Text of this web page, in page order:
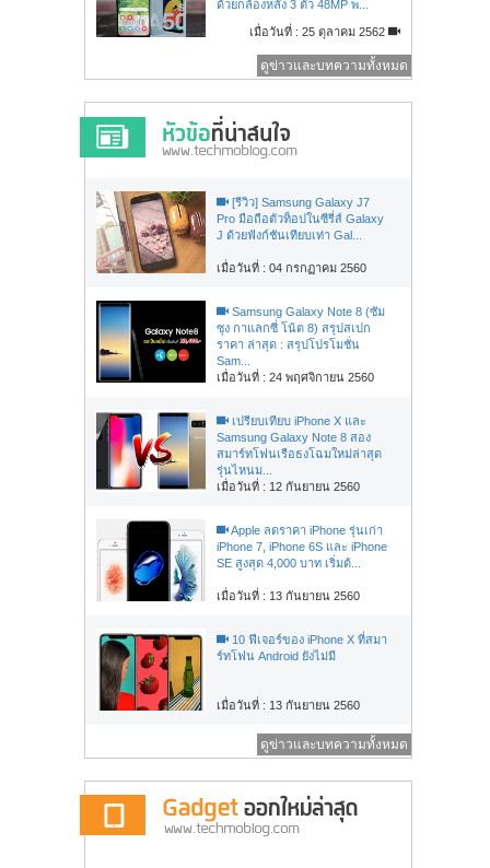
ด้วยกล้องหลัง 3 ตัว 48MP พ...
เมื่อวันที่ : 25 ตุลาคม 2562
ดูข่าวและบทความทั้งหมด
[รีวิว] Samsung Galaxy J7
Pro มือถือตัวท็อปในซีรี่ส์ Galaxy
J ด้วยฟังก์ชันเทียบเท่า Gal...
เมื่อวันที่ : 04 กรกฏาคม 2560
Samsung Galaxy Note 8 (ซัม
ซุง กาแลกซี่ โน้ต 8) สรุปสเปก
ราคา ล่าสุด : สรุปโปรโมชั่น
Sam...
เมื่อวันที่ : 24 พฤศจิกายน 2560
เปรียบเทียบ iPhone X และ
Samsung Galaxy Note 8 สอง
สมาร์ทโฟนเรือธงโฉมใหม่ล่าสุด
รุ่นไหนม...
เมื่อวันที่ : 12 กันยายน 2560
Apple ลดราคา iPhone รุ่นเก่า
iPhone 7, iPhone 6S และ iPhone
SE สูงสุด 4,000 บาท เริ่มต้...
เมื่อวันที่ : 13 กันยายน 2560
10 ฟีเจอร์ของ iPhone X ที่สมา
ร์ทโฟน Android ยังไม่มี
เมื่อวันที่ : 13 กันยายน 2560
ดูข่าวและบทความทั้งหมด